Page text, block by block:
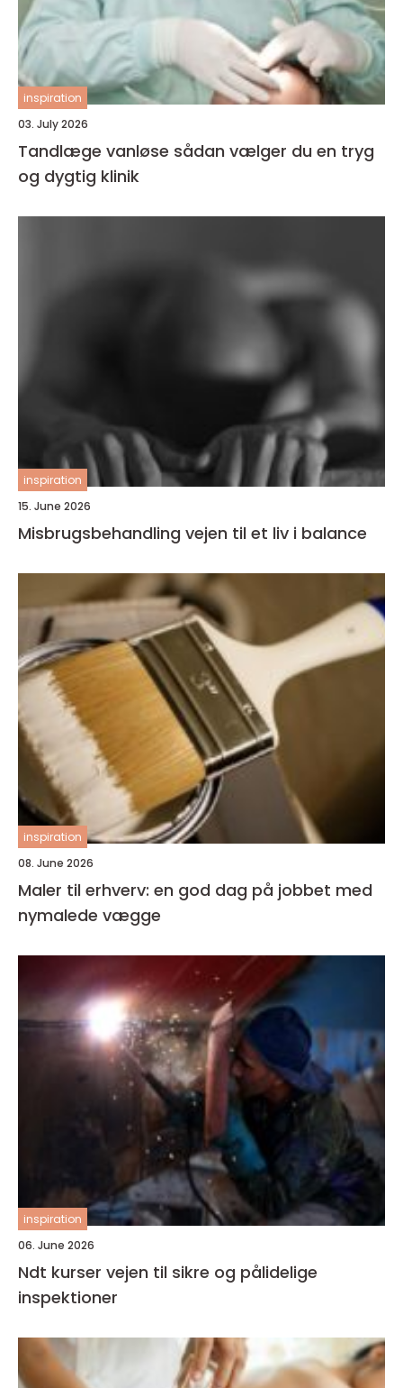
inspiration
03. July 2026
Tandlæge vanløse sådan vælger du en tryg
og dygtig klinik
inspiration
15. June 2026
Misbrugsbehandling vejen til et liv i balance
inspiration
08. June 2026
Maler til erhverv: en god dag på jobbet med
nymalede vægge
inspiration
06. June 2026
Ndt kurser vejen til sikre og pålidelige
inspektioner